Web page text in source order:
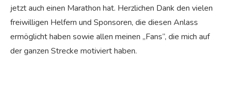
jetzt auch einen Marathon hat. Herzlichen Dank den vielen
freiwilligen Helfern und Sponsoren, die diesen Anlass
ermöglicht haben sowie allen meinen „Fans“, die mich auf
der ganzen Strecke motiviert haben.